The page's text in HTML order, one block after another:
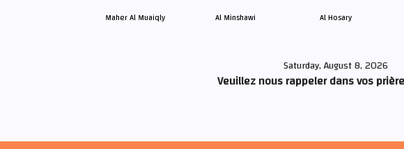
Maher Al Muaiqly Al Minshawi Al Hosary
Saturday, August 8, 2026
Veuillez nous rappeler dans vos